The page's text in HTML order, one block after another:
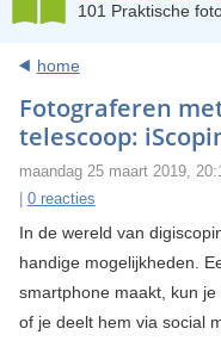
101 Praktische
home
Fotograferen
telescoop:
maandag 25 maart 2019,
0 reacties
In de wereld van
handige mogelijkheden.
smartphone maakt, kun
of je deelt hem via social